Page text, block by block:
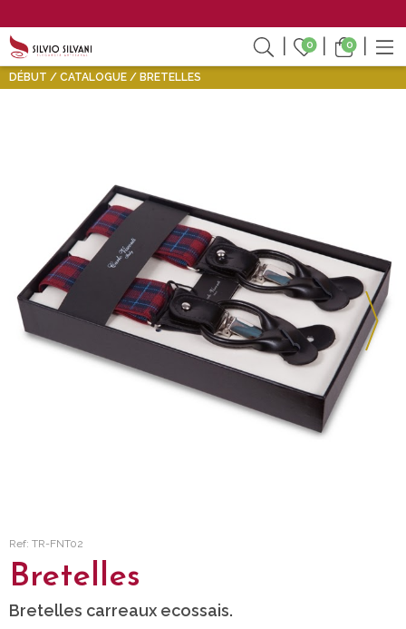
0 0
DÉBUT CATALOGUE BRETELLES
Ref: TR-FNT02
Bretelles
Bretelles carreaux ecossais.